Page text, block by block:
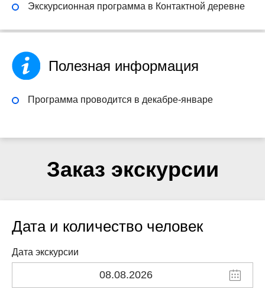
Экскурсионная программа в Контактной деревне
Полезная информация
Программа проводится в декабре-январе
Заказ экскурсии
Дата и количество человек
Дата экскурсии